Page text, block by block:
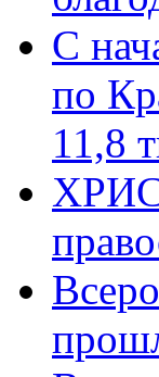
С
по
11,8